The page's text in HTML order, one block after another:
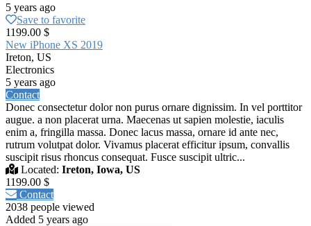
5 years ago
Save to favorite
1199.00 $
New iPhone XS 2019
Ireton, US
Electronics
5 years ago
Contact
Donec consectetur dolor non purus ornare dignissim. In vel porttitor
augue. a non placerat urna. Maecenas ut sapien molestie, iaculis
enim a, fringilla massa. Donec lacus massa, ornare id ante nec,
rutrum volutpat dolor. Vivamus placerat efficitur ipsum, convallis
suscipit risus rhoncus consequat. Fusce suscipit ultric...
Located: Ireton, Iowa, US
1199.00 $
Contact
2038 people viewed
Added 5 years ago